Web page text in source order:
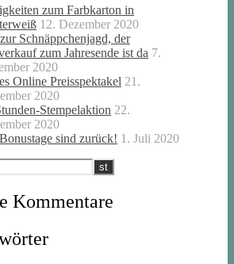
zum Farbkarton in
12. Dezember 2020
Schnäppchenjagd, der
zum Jahresende ist da 7.
2020
Online Preisspektakel 21.
2020
Stempelaktion 22.
2020
sind zurück! 1. Juli 2020
Kommentare